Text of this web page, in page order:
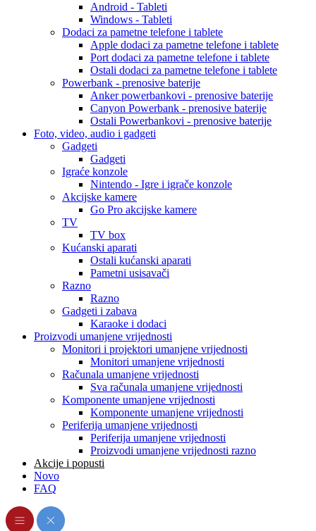
Android - Tableti
Windows - Tableti
Dodaci za pametne telefone i tablete
Apple dodaci za pametne telefone i tablete
Port dodaci za pametne telefone i tablete
Ostali dodaci za pametne telefone i tablete
Powerbank - prenosive baterije
Anker powerbankovi - prenosive baterije
Canyon Powerbank - prenosive baterije
Ostali Powerbankovi - prenosive baterije
Foto, video, audio i gadgeti
Gadgeti
Gadgeti
Igraće konzole
Nintendo - Igre i igrače konzole
Akcijske kamere
Go Pro akcijske kamere
TV
TV box
Kućanski aparati
Ostali kućanski aparati
Pametni usisavači
Razno
Razno
Gadgeti i zabava
Karaoke i dodaci
Proizvodi umanjene vrijednosti
Monitori i projektori umanjene vrijednosti
Monitori umanjene vrijednosti
Računala umanjene vrijednosti
Sva računala umanjene vrijednosti
Komponente umanjene vrijednosti
Komponente umanjene vrijednosti
Periferija umanjene vrijednosti
Periferija umanjene vrijednosti
Proizvodi umanjene vrijednosti razno
Akcije i popusti
Novo
FAQ